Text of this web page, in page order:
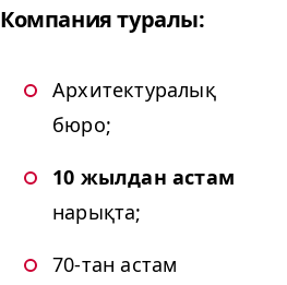
Компания туралы:
Архитектуралық
бюро;
10 жылдан астам
нарықта;
70-тан астам